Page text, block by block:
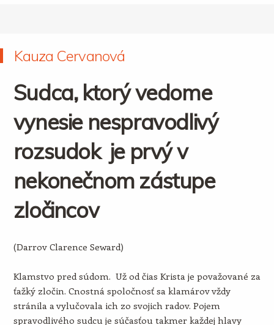
Kauza Cervanová
Sudca, ktorý vedome
vynesie nespravodlivý
rozsudok je prvý v
nekonečnom zástupe
zločincov
(Darrov Clarence Seward)
Klamstvo pred súdom. Už od čias Krista je považované za
ťažký zločin. Cnostná spoločnosť sa klamárov vždy
stránila a vylučovala ich zo svojich radov. Pojem
spravodlivého sudcu je súčasťou takmer každej hlavy